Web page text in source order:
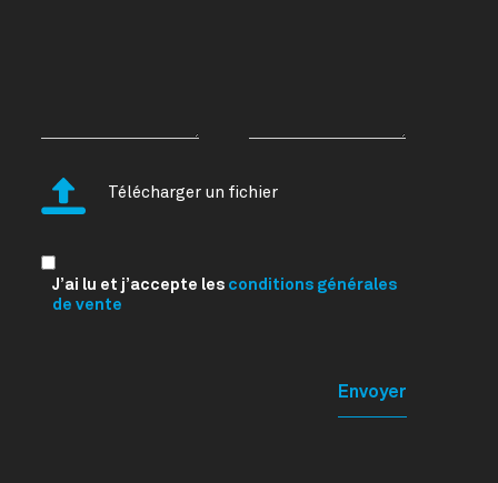
Télécharger un fichier
J’ai lu et j’accepte les conditions générales
de vente